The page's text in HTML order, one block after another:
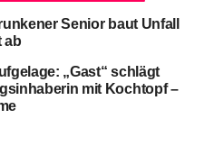
Senior baut Unfall
ab
„Gast“ schlägt
mit Kochtopf –